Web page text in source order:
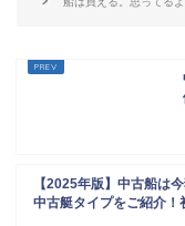
【2025年版】中古船は
中古艇タイプをご紹介！